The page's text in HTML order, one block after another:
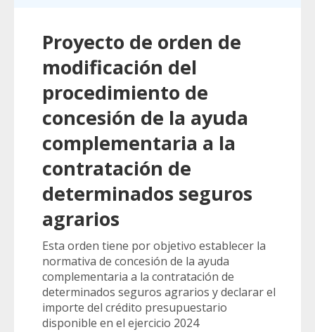
Proyecto de orden de
modificación del
procedimiento de
concesión de la ayuda
complementaria a la
contratación de
determinados seguros
agrarios
Esta orden tiene por objetivo establecer la
normativa de concesión de la ayuda
complementaria a la contratación de
determinados seguros agrarios y declarar el
importe del crédito presupuestario
disponible en el ejercicio 2024